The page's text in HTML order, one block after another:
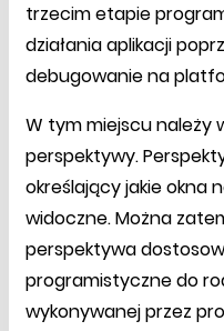
trzecim etapie
działania aplikacji
debugowanie na
W tym miejscu należy
perspektywy.
określający jakie okna
widoczne. Można
perspektywa
programistyczne do
wykonywanej przez